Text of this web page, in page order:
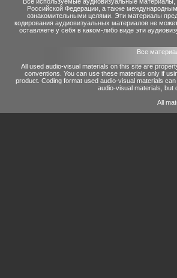
Российской Федерации, а также
ознакомительными целями. Эти материалы
кодирования аудиовизуальных материалов не
оставляете у себя в каком-либо виде эти
Все
All used audio-visual materials on this site are
conventions. You can use these materials only if
product. Coding format used audio-visual materials
audio-visual materials, but
All